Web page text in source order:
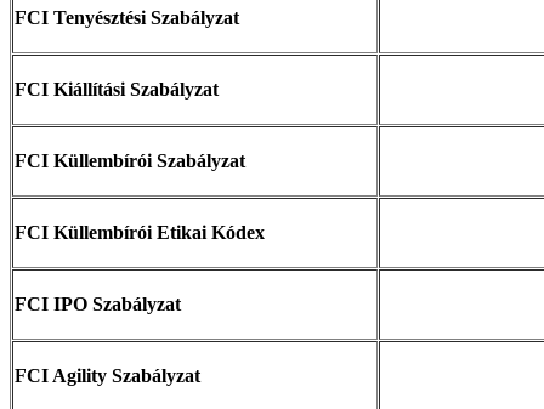
FCI Tenyésztési Szabályzat
FCI Kiállítási Szabályzat
FCI Küllembírói Szabályzat
FCI Küllembírói Etikai Kódex
FCI IPO Szabályzat
FCI Agility Szabályzat